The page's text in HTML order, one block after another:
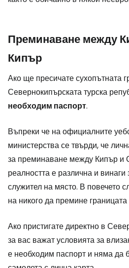
Преминаване между
Кипър
Ако ще пресичате сухопътната
Севернокипърската турска
необходим паспорт.
Въпреки че на официалните
министерства се твърди, че
за преминаване между Кипър и
реалността е различна и винаги
служител на място. В повечето
на никого да премине границата
Ако пристигате директно в
за вас важат условията за
е необходим паспорт и няма да